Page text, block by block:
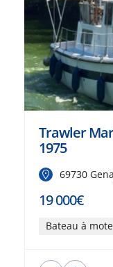
Trawler
1975
69730
19 000€
Bateau à